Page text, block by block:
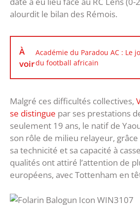
alourdit le bilan des Rémois.
À
voir
Académie du Paradou AC : Le
du football africain
Malgré ces difficultés collectives,
se distingue par ses prestations
seulement 19 ans, le natif de
son rôle de milieu relayeur, grâce
sa technicité et sa capacité à
qualités ont attiré l’attention de
européens, avec Tottenham en